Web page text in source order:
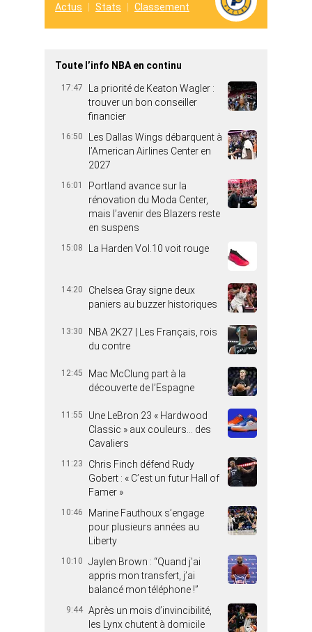
Actus
Stats Classement
Toute l’info NBA en continu
17:47
La priorité de Keaton Wagler :
trouver un bon conseiller
financier
16:50
Les Dallas Wings débarquent à
l’American Airlines Center en
2027
16:01
Portland avance sur la
rénovation du Moda Center,
mais l’avenir des Blazers reste
en suspens
15:08 La Harden Vol.10 voit rouge
14:20
Chelsea Gray signe deux
paniers au buzzer historiques
13:30
NBA 2K27 | Les Français, rois
du contre
12:45
Mac McClung part à la
découverte de l’Espagne
11:55
Une LeBron 23 « Hardwood
Classic » aux couleurs… des
Cavaliers
11:23
Chris Finch défend Rudy
Gobert : « C’est un futur Hall of
Famer »
10:46
Marine Fauthoux s’engage
pour plusieurs années au
Liberty
10:10
Jaylen Brown : “Quand j’ai
appris mon transfert, j’ai
balancé mon téléphone !”
9:44 Après un mois d’invincibilité,
les Lynx chutent à domicile